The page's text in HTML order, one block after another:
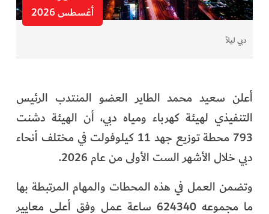
أغسطس 2026
دبي ليلاً
أعلن سعيد محمد الطاير العضو المنتدب الرئيس
التنفيذي لهيئة كهرباء ومياه دبي، أن الهيئة دشنت
793 محطة توزيع جهد 11 كيلوفولت في مختلف أنحاء
دبي خلال الأشهر الست الأولى من عام 2026.
وتضمن العمل في هذه المحطات والمهام المرتبطة بها
ما مجموعه 624340 ساعة عمل وفق أعلى معايير